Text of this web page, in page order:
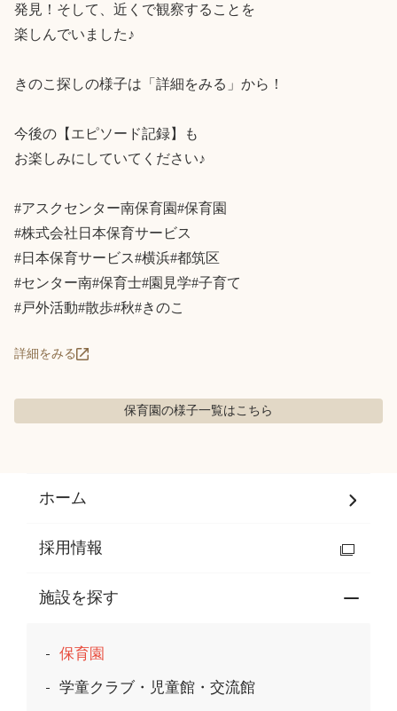
発見！そして、近くで観察することを
楽しんでいました♪
きのこ探しの様子は「詳細をみる」から！
今後の【エピソード記録】も
お楽しみにしていてください♪
#アスクセンター南保育園#保育園
#株式会社日本保育サービス
#日本保育サービス#横浜#都筑区
#センター南#保育士#園見学#子育て
#戸外活動#散歩#秋#きのこ
詳細をみる
保育園の様子一覧はこちら
ホーム
採用情報
施設を探す
保育園
学童クラブ・児童館・交流館